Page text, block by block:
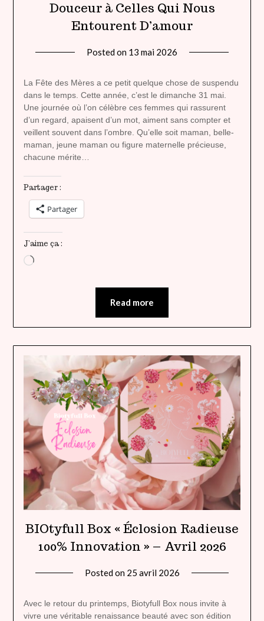
Douceur à Celles Qui Nous
Entourent D’amour
Posted on 13 mai 2026
heavenly
La Fête des Mères a ce petit quelque chose de suspendu
dans le temps. Cette année, c’est le dimanche 31 mai.
Une journée où l’on célèbre ces femmes qui rassurent
d’un regard, apaisent d’un mot, aiment sans compter et
veillent souvent dans l’ombre. Qu’elle soit maman, belle-
maman, jeune maman ou figure maternelle précieuse,
chacune mérite…
Partager :
Partager
J’aime ça :
Chargement…
Read more
BIOtyfull Box « Éclosion Radieuse
100% Innovation » – Avril 2026
Posted on 25 avril 2026
heavenly
Avec le retour du printemps, Biotyfull Box nous invite à
vivre une véritable renaissance beauté avec son édition